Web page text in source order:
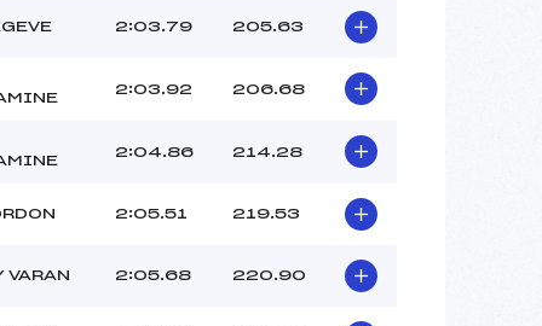
40
11H30
MOLLARD VALENTINO (MB)
PAULINE (MB)
LEGON ANTOINE (MB)
LAURENT LOU (MB)
:
2:03.79 205.63
2:03.92 206.68
2:04.86 214.28
2:05.51 219.53
VARAN 2:05.68 220.90